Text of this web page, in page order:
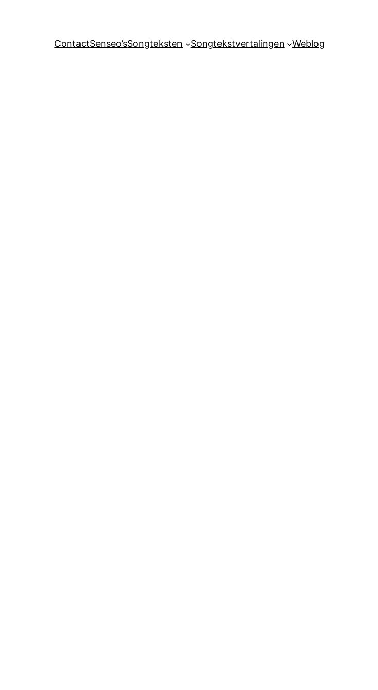
ContactSenseo’sSongteksten Songtekstvertalingen Weblog